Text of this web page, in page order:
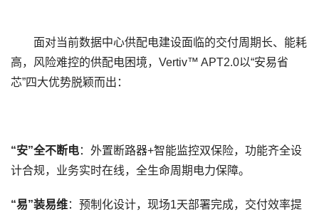
面对当前数据中心供配电建设面临的交付周期长、能耗
高，风险难控的供配电困境， Vertiv™ APT2.0以“安易省
芯”四大优势脱颖而出：
“安”全不断电：外置断路器+智能监控双保险，功能齐全设
计合规，业务实时在线，全生命周期电力保障。
“易”装易维：预制化设计，现场1天部署完成，交付效率提